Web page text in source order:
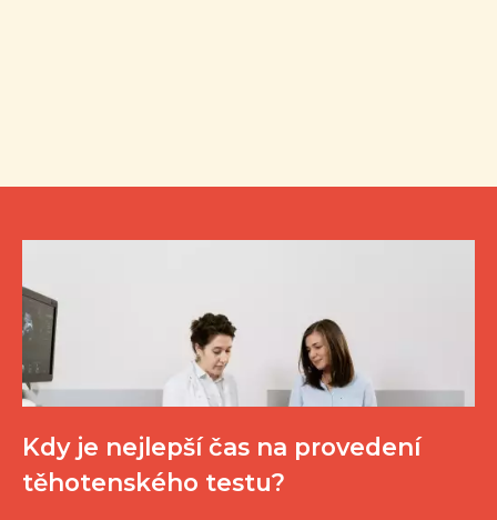
Kdy je nejlepší čas na provedení
těhotenského testu?